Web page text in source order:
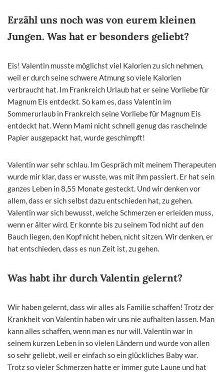
Erzähl uns noch was von eurem kleinen
Jungen. Was hat er besonders geliebt?
Eis! Valentin musste möglichst viel Kalorien zu sich nehmen,
weil er durch seine schwere Atmung so viele Kalorien
verbraucht hat. Im Frankreich Urlaub hat er seine Vorliebe für
Magnum Eis entdeckt. So kam es, dass Valentin im
Sommerurlaub in Frankreich seine Vorliebe für Magnum Eis
entdeckt hat. Wenn Mami nicht schnell genug das raschelnde
Papier ausgepackt hat, wurde geschimpft!
Valentin war sehr schlau. Im Gespräch mit meinem Therapeuten
wurde mir klar, dass er wusste, was mit ihm passiert. Er hat sein
ganzes Leben in 8,55 Monate gesteckt. Und wir denken vor
allem, dass er sich selbst dazu entschieden hat, zu gehen.
Valentin war sich bewusst, welche Schmerzen er erleiden muss,
wenn er älter wird. Er konnte bis zu seinem Tod nicht auf den
Bauch liegen, den Kopf nicht heben, nicht sitzen. Wir denken, er
hat entschieden, dass es nun Zeit ist, zu gehen.
Was habt ihr durch Valentin gelernt?
Wir haben gelernt, dass wir alles als Familie schaffen! Trotz der
Krankheit von Valentin haben wir uns nie aufhalten lassen. Man
kann alles schaffen, wenn man es nur will. Valentin war in
seinem kurzen Leben in so vielen Ländern und wurde von allen
so sehr geliebt, weil er einfach so ein glückliches Baby war.
Trotz so vieler Schmerzen hatte er immer gute Laune und hat